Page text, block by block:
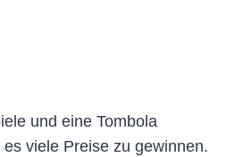
und eine Tombola
viele Preise zu gewinnen.